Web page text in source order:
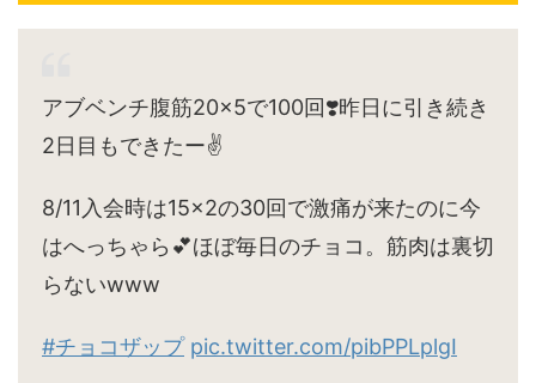
アブベンチ腹筋20×5で100回❣️昨日に引き続き
2日目もできたー✌️
8/11入会時は15×2の30回で激痛が来たのに今
はへっちゃら💕ほぼ毎日のチョコ。筋肉は裏切
らないwww
#チョコザップ pic.twitter.com/pibPPLplgI